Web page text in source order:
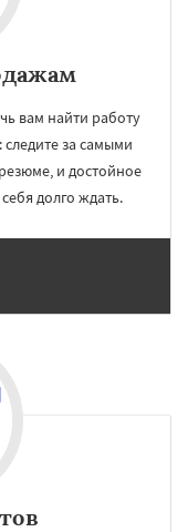
вам найти работу
: следите за самыми
и достойное
долго ждать.